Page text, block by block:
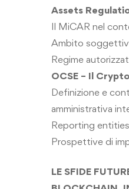
Assets
Il MiCAR nel
Ambito
Regime
OCSE – Il
Definizione e
amministrativa
Reporting
Prospettive di
LE SFIDE